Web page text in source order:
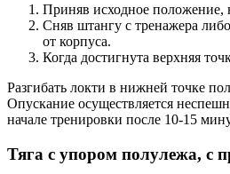
Приняв исходное положение,
Сняв штангу с тренажера
от корпуса.
Когда достигнута верхняя
Разгибать локти в нижней точке
Опускание осуществляется
начале тренировки после 10-15
Тяга с упором полулежа, с